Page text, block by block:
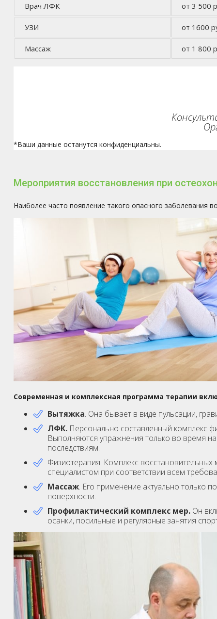
Врач ЛФК от 3 500
УЗИ от 1600
Массаж от 1 800
*Ваши данные останутся конфиденциальны.
Мероприятия восстановления при
Наиболее часто появление такого опасного заболевания
Современная и комплексная программа терапии
Вытяжка. Она бывает в виде пульсации,
ЛФК. Персонально составленный комплекс
Выполняются упражнения только во время
последствиям.
Физиотерапия. Комплекс
специалистом при соответствии всем
Массаж. Его применение актуально только
поверхности.
Профилактический комплекс мер. Он
осанки, посильные и регулярные занятия